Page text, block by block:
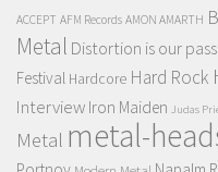
ACCEPT AFM Records AMON AMARTH
Metal Distortion is our
Festival Hardcore Hard Rock
Interview Iron Maiden Judas
Metal metal-